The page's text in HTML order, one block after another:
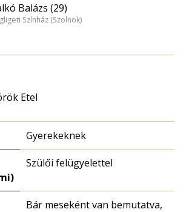
Balázs (29)
Színház (Szolnok)
Etel
Gyerekeknek
Szülői felügyelettel
Bár meseként van bemutatva,